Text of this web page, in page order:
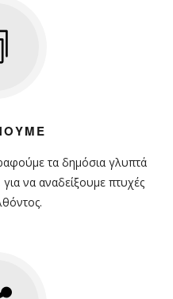
τα δημόσια γλυπτά
να αναδείξουμε πτυχές